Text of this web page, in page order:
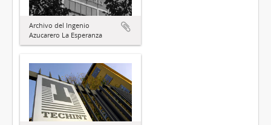
Archivo del Ingenio
Azucarero La Esperanza